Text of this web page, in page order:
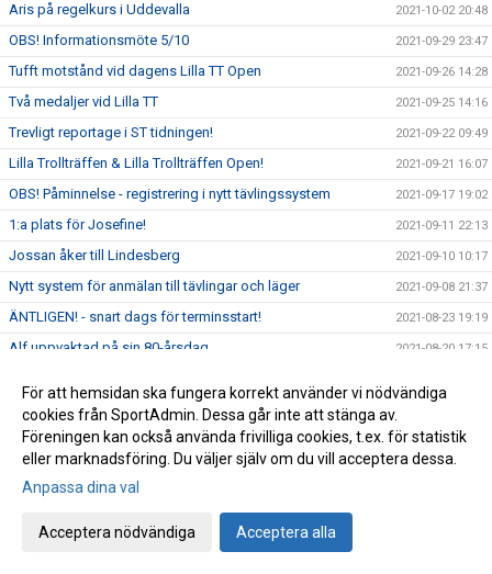
Aris på regelkurs i Uddevalla 2021-10-02 20:48
OBS! Informationsmöte 5/10 2021-09-29 23:47
Tufft motstånd vid dagens Lilla TT Open 2021-09-26 14:28
Två medaljer vid Lilla TT 2021-09-25 14:16
Trevligt reportage i ST tidningen! 2021-09-22 09:49
Lilla Trollträffen & Lilla Trollträffen Open! 2021-09-21 16:07
OBS! Påminnelse - registrering i nytt tävlingssystem 2021-09-17 19:02
1:a plats för Josefine! 2021-09-11 22:13
Jossan åker till Lindesberg 2021-09-10 10:17
Nytt system för anmälan till tävlingar och läger 2021-09-08 21:37
ÄNTLIGEN! - snart dags för terminsstart! 2021-08-23 19:19
Alf uppvaktad på sin 80-årsdag 2021-08-20 17:15
Terminsstart HT-21
Sommarläger 2021 2021-07-17 21:30
Uppdaterad info med anledning av coronavirus!
Träningsavslut i Ungdom och Avanceradgrupp
Uppdaterad träningsinformation!
För att hemsidan ska fungera korrekt använder vi nödvändiga
cookies från SportAdmin. Dessa går inte att stänga av.
Föreningen kan också använda frivilliga cookies, t.ex. för statistik
eller marknadsföring. Du väljer själv om du vill acceptera dessa.
Anpassa dina val
Acceptera nödvändiga Acceptera alla